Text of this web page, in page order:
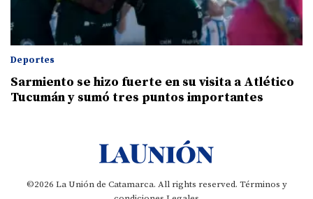
Deportes
Sarmiento se hizo fuerte en su visita a Atlético
Tucumán y sumó tres puntos importantes
©2026 La Unión de Catamarca. All rights reserved. Términos y